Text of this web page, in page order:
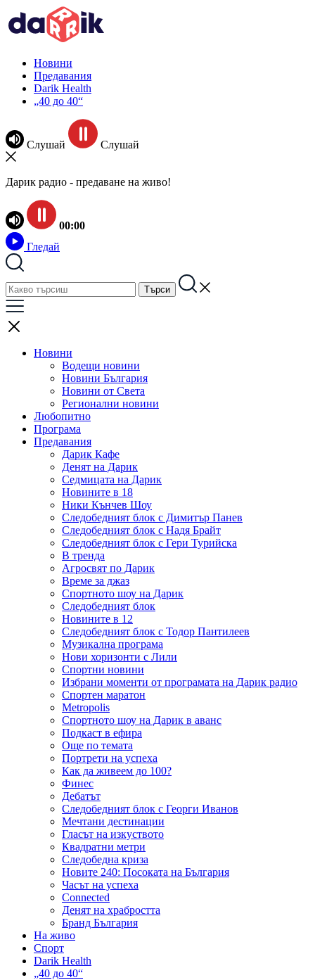
Новини
Предавания
Darik Health
„40 до 40“
Слушай Слушай
Дарик радио - предаване на живо!
00:00
Гледай
Новини
Водещи новини
Новини България
Новини от Света
Регионални новини
Любопитно
Програма
Предавания
Дарик Кафе
Денят на Дарик
Седмицата на Дарик
Новините в 18
Ники Кънчев Шоу
Следобедният блок с Димитър Панев
Следобедният блок с Надя Брайт
Следобедният блок с Гери Турийска
В тренда
Агросвят по Дарик
Време за джаз
Спортното шоу на Дарик
Следобедният блок
Новините в 12
Следобедният блок с Тодор Пантилеев
Музикална програма
Нови хоризонти с Лили
Спортни новини
Избрани моменти от програмата на Дарик радио
Спортен маратон
Metropolis
Спортното шоу на Дарик в аванс
Подкаст в ефира
Още по темата
Портрети на успеха
Как да живеем до 100?
Финес
Дебатът
Следобедният блок с Георги Иванов
Мечтани дестинации
Гласът на изкуството
Квадратни метри
Следобедна криза
Новите 240: Посоката на България
Часът на успеха
Connected
Денят на храбростта
Бранд България
На живо
Спорт
Darik Health
„40 до 40“